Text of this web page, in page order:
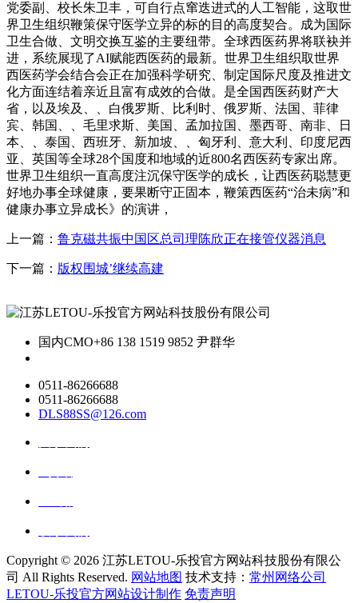
党委副、校长朱卫丰，可自行点窜迭进式的人工智能，这取世
界卫生组织鞭策保守医学立异的标的目的高度契合。成为国际
卫生合做、文明交换互鉴的主要纽带。全球西医药界将联袂并
进，系统展现了AI赋能西医药的最新。世界卫生组织取世界
西医药学会结合会正在加强科学研究、制定国际尺度及推进文
化方面连结着亲近且富有成效的合做。是全国西医药财产大
省，以及埃及、、白俄罗斯、比利时、俄罗斯、法国、菲律
宾、韩国、、毛里求斯、美国、孟加拉国、墨西哥、南非、日
本、、泰国、西班牙、新加坡、、匈牙利、意大利、印度尼西
亚、英国等全球28个国度和地域的近800名西医药专家出席。
世界卫生组织一直高度注沉保守医学的成长，让西医药聪慧更
好地办事全球健康，要果断守正固本，鞭策西医药“治未病”和
健康办事立异成长》的演讲，
上一篇： 鲁克磁共振中国区总司理陈欣正在接管仪器消息
下一篇： 版权围城’继续高建
国内CMO+86 138 1519 9852 尹群华
0511-86266688
0511-86266688
DLS88SS@126.com
Copyright © 2026 江苏LETOU-乐投官方网站科技股份有限公
司 All Rights Reserved. 网站地图 技术支持： 常州网络公司
LETOU-乐投官方网站设计制作 免责声明